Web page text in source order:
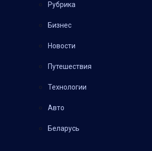
Рубрика
Бизнес
Новости
Путешествия
Технологии
Авто
Беларусь